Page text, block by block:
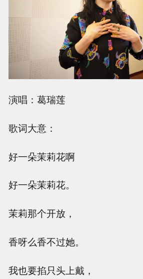
演唱：葛瑞莲
歌词大意：
好一朵茉莉花啊
好一朵茉莉花。
茉莉那个开放，
香呀么香不过她。
我也要掐只头上戴，